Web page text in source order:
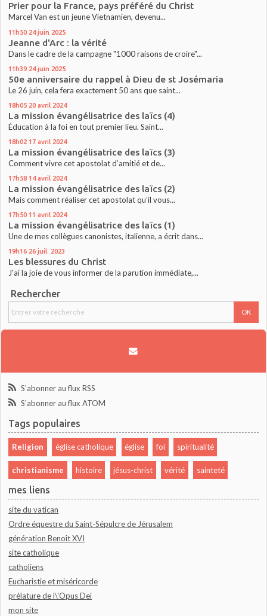
Prier pour la France, pays préféré du Christ
Marcel Van est un jeune Vietnamien, devenu...
11h50 24 juin 2025
Jeanne d'Arc : la vérité
Dans le cadre de la campagne "1000 raisons de croire"...
11h39 24 juin 2025
50e anniversaire du rappel à Dieu de st Josémaria
Le 26 juin, cela fera exactement 50 ans que saint...
18h05 20 avril 2024
La mission évangélisatrice des laïcs (4)
Éducation à la foi en tout premier lieu. Saint...
18h02 17 avril 2024
La mission évangélisatrice des laïcs (3)
Comment vivre cet apostolat d’amitié et de...
17h58 14 avril 2024
La mission évangélisatrice des laïcs (2)
Mais comment réaliser cet apostolat qu’il vous...
17h50 11 avril 2024
La mission évangélisatrice des laïcs (1)
Une de mes collègues canonistes, italienne, a écrit dans...
19h16 26 juil. 2023
Les blessures du Christ
J'ai la joie de vous informer de la parution immédiate,...
Rechercher
S'abonner au flux RSS
S'abonner au flux ATOM
Tags populaires
Religion église catholique église foi spiritualité
christianisme histoire jésus-christ vérité sainteté
mes liens
site du vatican
Ordre équestre du Saint-Sépulcre de Jérusalem
génération Benoît XVI
site catholique
catholiens
Eucharistie et miséricorde
prélature de l\'Opus Dei
mon site